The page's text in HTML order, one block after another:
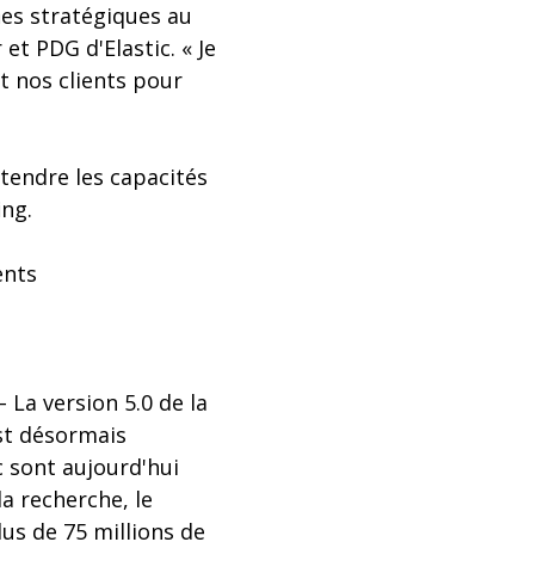
stratégiques au
PDG d'Elastic. « Je
nos clients pour
les capacités
version 5.0 de la
désormais
sont aujourd'hui
recherche, le
de 75 millions de